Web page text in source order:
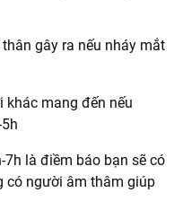
gây ra nếu nháy mắt
mang đến nếu
7h là điềm báo bạn sẽ có
có người âm thâm giúp